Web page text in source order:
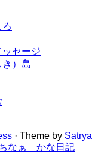
セージ
）島
· Theme by Satrya
なぁ かな日記